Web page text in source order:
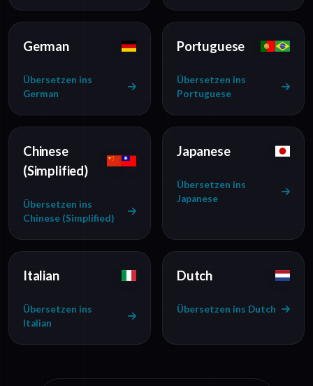
German
Übersetzen ins
German
Portuguese
Übersetzen ins
Portuguese
Chinese
(Simplified)
Übersetzen ins
Chinese (Simplified)
Japanese
Übersetzen ins
Japanese
Italian
Übersetzen ins
Italian
Dutch
Übersetzen ins Dutch